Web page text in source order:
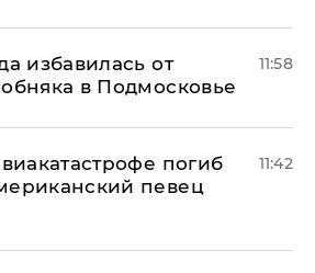
избавилась от
в Подмосковье
11:58
погиб
певец
11:42